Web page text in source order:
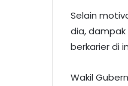
Selain
dia,
berkarier di
Wakil